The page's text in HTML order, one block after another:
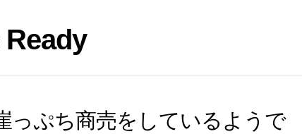
っぷち商売をしているようで